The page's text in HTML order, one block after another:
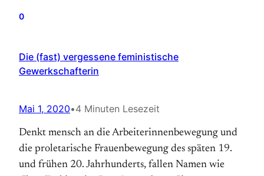
0
Die (fast) vergessene feministische
Gewerkschafterin
Mai 1, 2020•4 Minuten Lesezeit
Denkt mensch an die Arbeiterinnenbewegung und
die proletarische Frauenbewegung des späten 19.
und frühen 20. Jahrhunderts, fallen Namen wie